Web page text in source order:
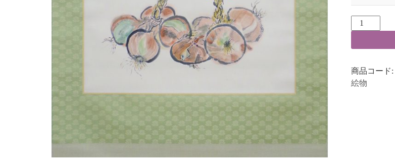
商品コード:
絵物